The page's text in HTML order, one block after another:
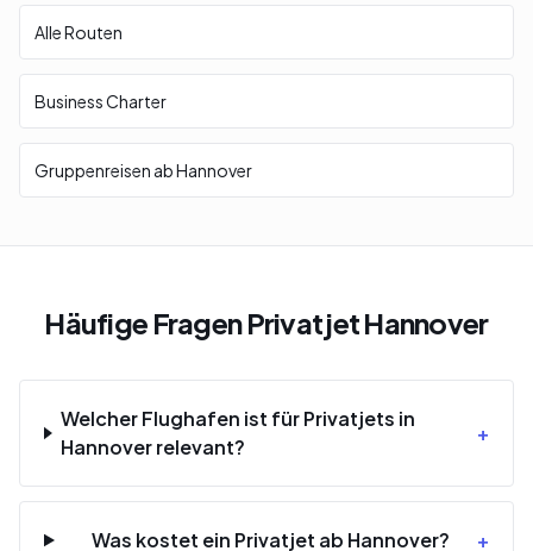
Alle Routen
Business Charter
Gruppenreisen ab Hannover
Häufige Fragen Privatjet Hannover
Welcher Flughafen ist für Privatjets in
Hannover relevant?
+
Was kostet ein Privatjet ab Hannover? +